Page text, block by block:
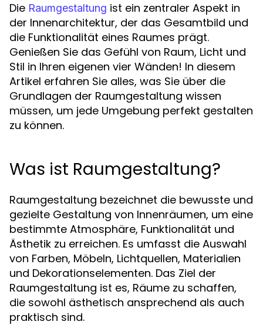
Die Raumgestaltung ist ein zentraler Aspekt in
der Innenarchitektur, der das Gesamtbild und
die Funktionalität eines Raumes prägt.
Genießen Sie das Gefühl von Raum, Licht und
Stil in Ihren eigenen vier Wänden! In diesem
Artikel erfahren Sie alles, was Sie über die
Grundlagen der Raumgestaltung wissen
müssen, um jede Umgebung perfekt gestalten
zu können.
Was ist Raumgestaltung?
Raumgestaltung bezeichnet die bewusste und
gezielte Gestaltung von Innenräumen, um eine
bestimmte Atmosphäre, Funktionalität und
Ästhetik zu erreichen. Es umfasst die Auswahl
von Farben, Möbeln, Lichtquellen, Materialien
und Dekorationselementen. Das Ziel der
Raumgestaltung ist es, Räume zu schaffen,
die sowohl ästhetisch ansprechend als auch
praktisch sind.